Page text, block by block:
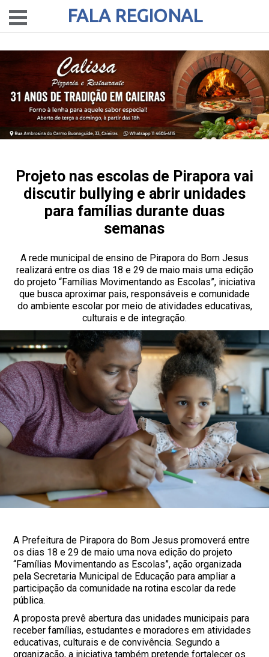
FALA REGIONAL
Projeto nas escolas de Pirapora vai
discutir bullying e abrir unidades
para famílias durante duas
semanas
A rede municipal de ensino de Pirapora do Bom Jesus
realizará entre os dias 18 e 29 de maio mais uma edição
do projeto “Famílias Movimentando as Escolas”, iniciativa
que busca aproximar pais, responsáveis e comunidade
do ambiente escolar por meio de atividades educativas,
culturais e de integração.
A Prefeitura de Pirapora do Bom Jesus promoverá entre
os dias 18 e 29 de maio uma nova edição do projeto
“Famílias Movimentando as Escolas”, ação organizada
pela Secretaria Municipal de Educação para ampliar a
participação da comunidade na rotina escolar da rede
pública.
A proposta prevê abertura das unidades municipais para
receber famílias, estudantes e moradores em atividades
educativas, culturais e de convivência. Segundo a
organização, a iniciativa também pretende fortalecer os